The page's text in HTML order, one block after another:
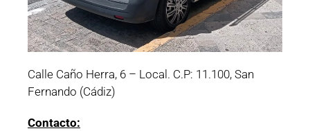
Calle Caño Herra, 6 – Local. C.P: 11.100, San
Fernando (Cádiz)
Contacto: